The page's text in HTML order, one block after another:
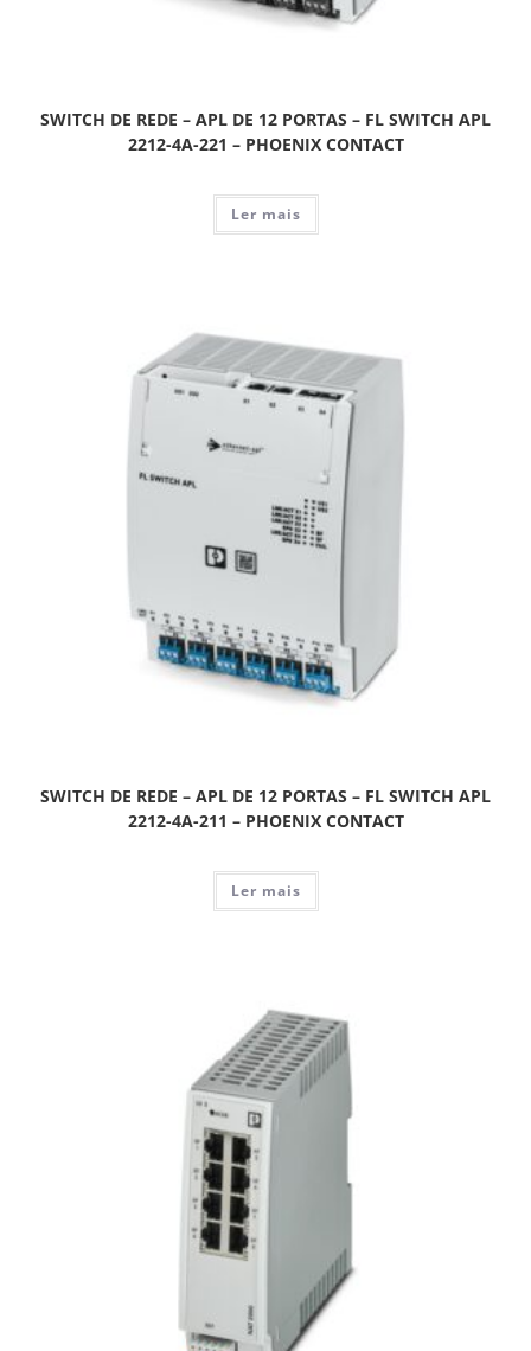
SWITCH DE REDE – APL DE 12 PORTAS – FL SWITCH APL
2212-4A-221 – PHOENIX CONTACT
Ler mais
SWITCH DE REDE – APL DE 12 PORTAS – FL SWITCH APL
2212-4A-211 – PHOENIX CONTACT
Ler mais